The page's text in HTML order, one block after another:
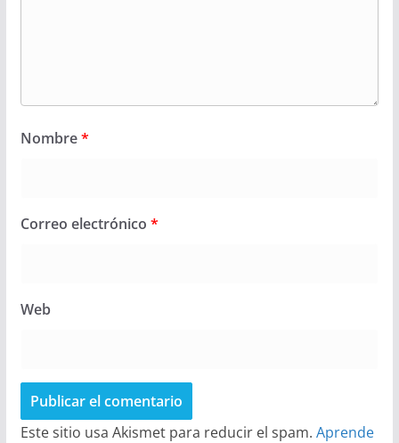
Nombre*
Correo electrónico *
Web
Este sitio usa Akismet para reducir el spam. Aprende